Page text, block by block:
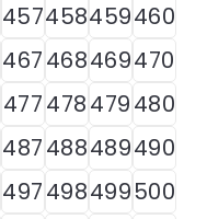
457458459460
467468469470
477478479480
487488489490
497498499500